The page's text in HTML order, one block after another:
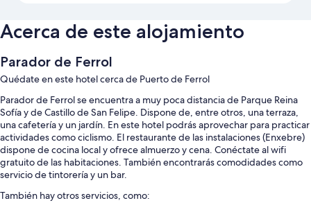
Acerca de este alojamiento
Parador de Ferrol
Quédate en este hotel cerca de Puerto de Ferrol
Parador de Ferrol se encuentra a muy poca distancia de Parque Reina
Sofía y de Castillo de San Felipe. Dispone de, entre otros, una terraza,
una cafetería y un jardín. En este hotel podrás aprovechar para practicar
actividades como ciclismo. El restaurante de las instalaciones (Enxebre)
dispone de cocina local y ofrece almuerzo y cena. Conéctate al wifi
gratuito de las habitaciones. También encontrarás comodidades como
servicio de tintorería y un bar.
También hay otros servicios, como: